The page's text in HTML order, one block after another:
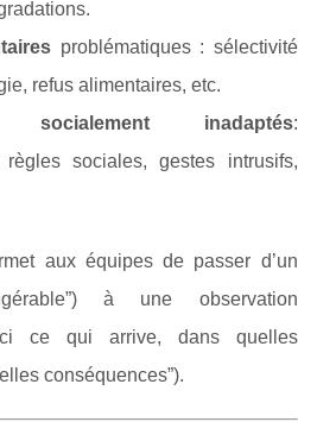
problématiques : sélectivité
refus alimentaires, etc.
socialement inadaptés:
règles sociales, gestes intrusifs,
aux équipes de passer d’un
à une observation
ce qui arrive, dans quelles
conséquences”).